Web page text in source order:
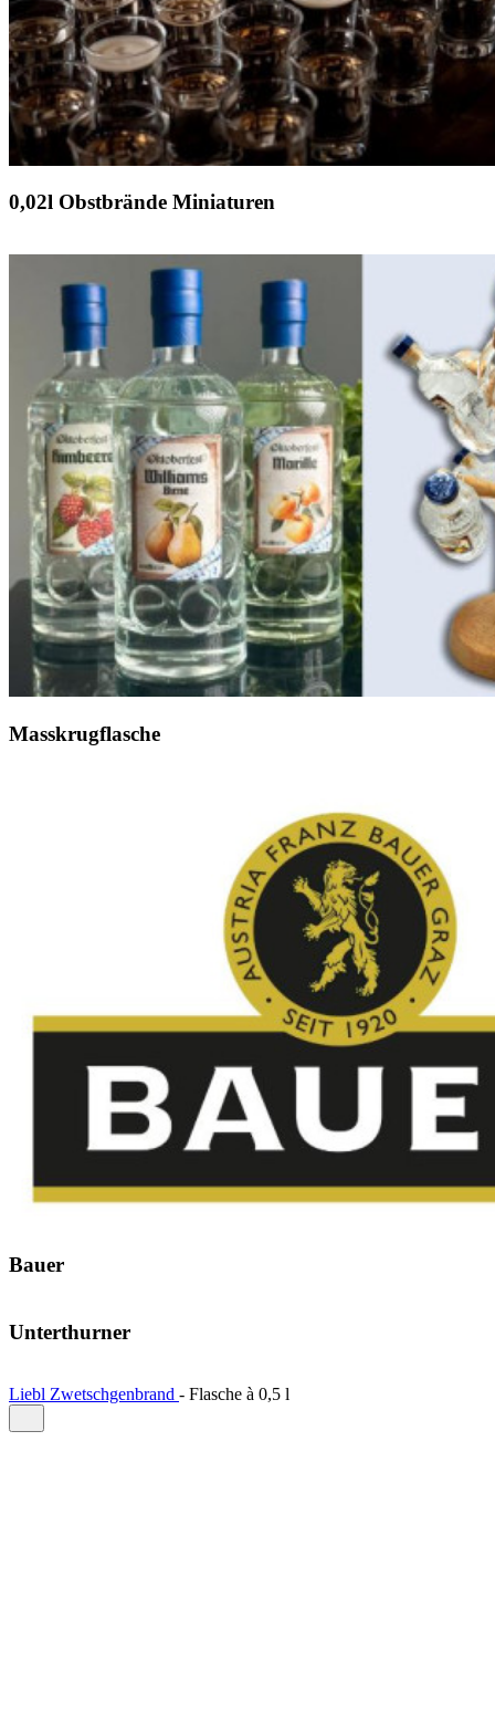
0,02l Obstbrände Miniaturen
Masskrugflasche
Bauer
Unterthurner
Liebl Zwetschgenbrand - Flasche à 0,5 l